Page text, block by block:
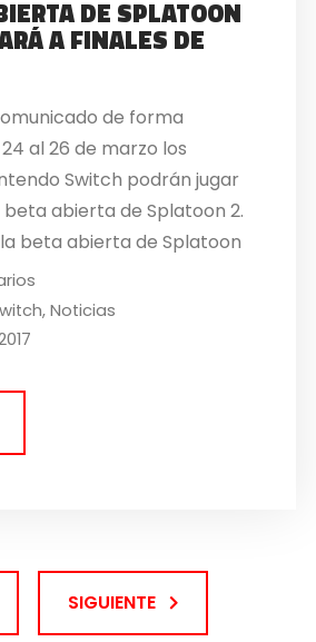
DE SPLATOON
A FINALES DE
de forma
al 26 de marzo los
Switch podrán jugar
abierta de Splatoon 2.
beta abierta de Splatoon
los afortunados en
Nintendo Switch,
Global
,Noticias
SIGUIENTE